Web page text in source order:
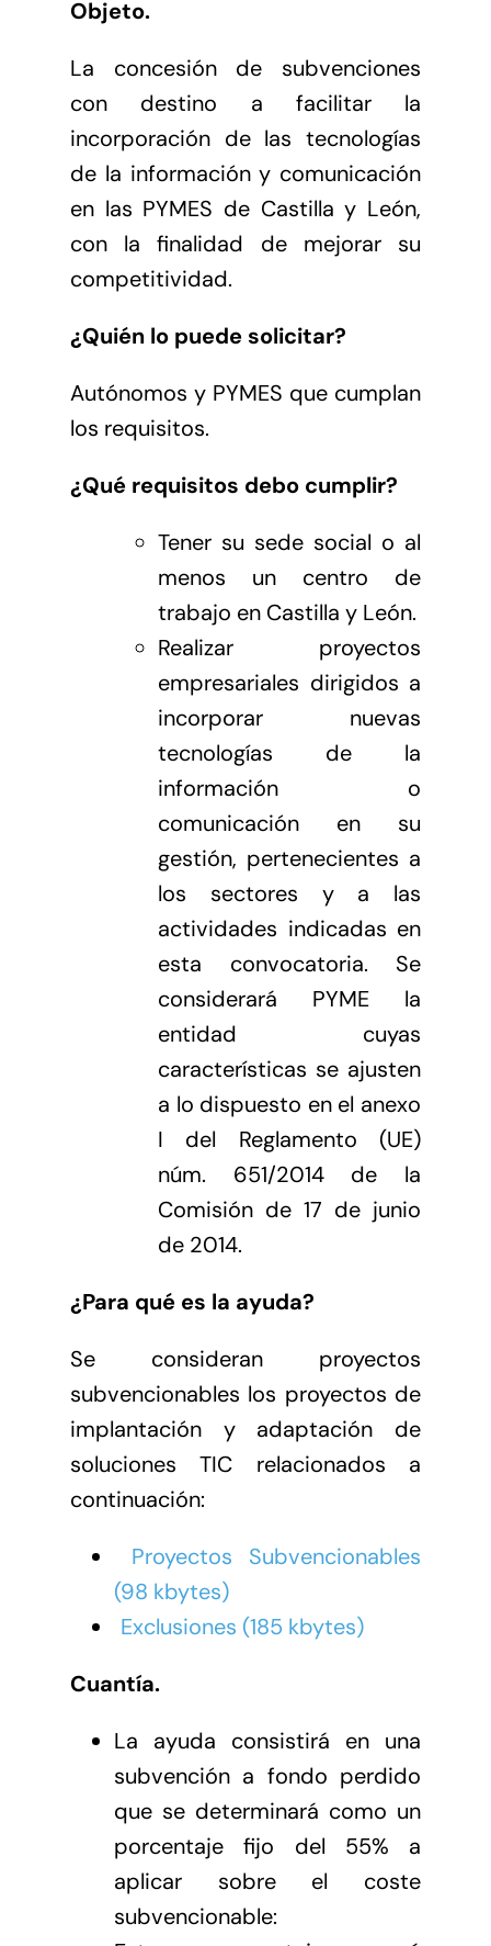
Objeto.
La concesión de subvenciones
con destino a facilitar la
incorporación de las tecnologías
de la información y comunicación
en las PYMES de Castilla y León,
con la finalidad de mejorar su
competitividad.
¿Quién lo puede solicitar?
Autónomos y PYMES que cumplan
los requisitos.
¿Qué requisitos debo cumplir?
Tener su sede social o al
menos un centro de
trabajo en Castilla y León.
Realizar proyectos
empresariales dirigidos a
incorporar nuevas
tecnologías de la
información o
comunicación en su
gestión, pertenecientes a
los sectores y a las
actividades indicadas en
esta convocatoria. Se
considerará PYME la
entidad cuyas
características se ajusten
a lo dispuesto en el anexo
I del Reglamento (UE)
núm. 651/2014 de la
Comisión de 17 de junio
de 2014.
¿Para qué es la ayuda?
Se consideran proyectos
subvencionables los proyectos de
implantación y adaptación de
soluciones TIC relacionados a
continuación:
Proyectos Subvencionables
(98 kbytes)
Exclusiones (185 kbytes)
Cuantía.
La ayuda consistirá en una
subvención a fondo perdido
que se determinará como un
porcentaje fijo del 55% a
aplicar sobre el coste
subvencionable: